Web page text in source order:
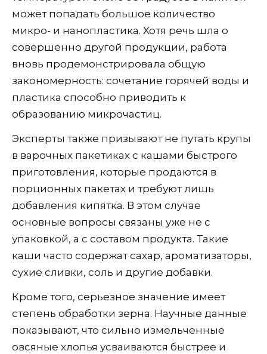
может попадать большое количество
микро- и нанопластика. Хотя речь шла о
совершенно другой продукции, работа
вновь продемонстрировала общую
закономерность: сочетание горячей воды и
пластика способно приводить к
образованию микрочастиц.
Эксперты также призывают не путать крупы
в варочных пакетиках с кашами быстрого
приготовления, которые продаются в
порционных пакетах и требуют лишь
добавления кипятка. В этом случае
основные вопросы связаны уже не с
упаковкой, а с составом продукта. Такие
каши часто содержат сахар, ароматизаторы,
сухие сливки, соль и другие добавки.
Кроме того, серьезное значение имеет
степень обработки зерна. Научные данные
показывают, что сильно измельченные
овсяные хлопья усваиваются быстрее и